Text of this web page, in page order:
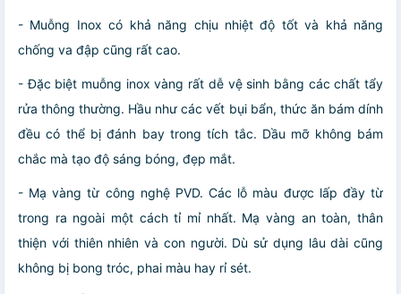
- Muỗng Inox có khả năng chịu nhiệt độ tốt và khả năng
chống va đập cũng rất cao.
- Đặc biệt muỗng inox vàng rất dễ vệ sinh bằng các chất tẩy
rửa thông thường. Hầu như các vết bụi bẩn, thức ăn bám dính
đều có thể bị đánh bay trong tích tắc. Dầu mỡ không bám
chắc mà tạo độ sáng bóng, đẹp mắt.
- Mạ vàng từ công nghệ PVD. Các lỗ màu được lấp đầy từ
trong ra ngoài một cách tỉ mỉ nhất. Mạ vàng an toàn, thân
thiện với thiên nhiên và con người. Dù sử dụng lâu dài cũng
không bị bong tróc, phai màu hay rỉ sét.